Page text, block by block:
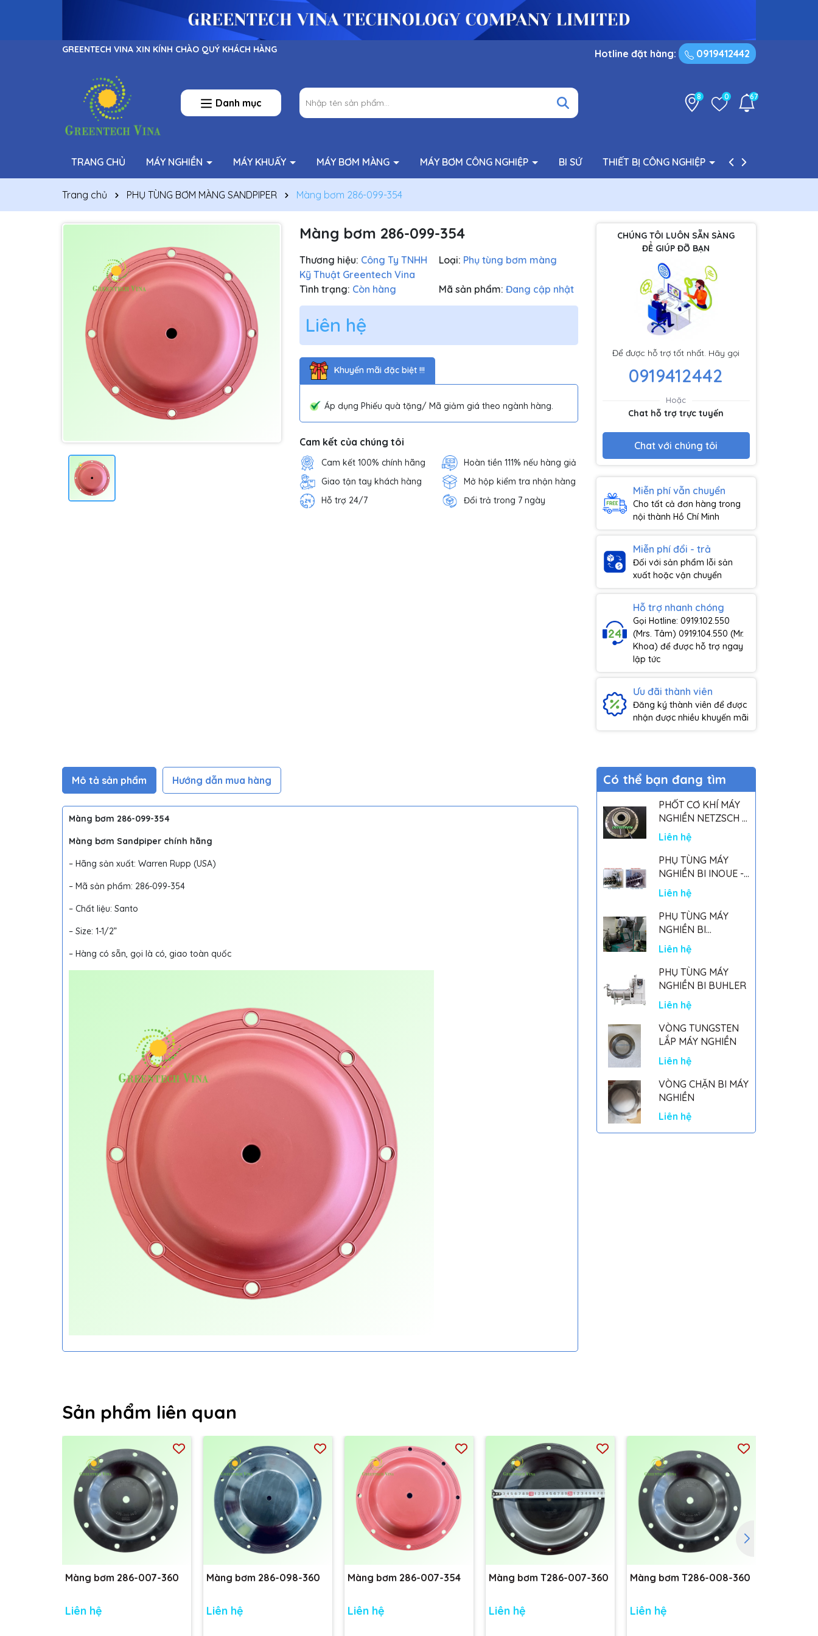
GREENTECH VINA XIN KÍNH CHÀO QUÝ KHÁCH HÀNG Hotline đặt hàng: 0919412442
Danh mục
8 0 67
TRANG CHỦ MÁY NGHIỀN MÁY KHUẤY MÁY BƠM MÀNG MÁY BƠM CÔNG NGHIỆP BI SỨ THIẾT BỊ CÔNG NGHIỆP PHỤ TÙNG BƠM
Trang chủ PHỤ TÙNG BƠM MÀNG SANDPIPER Màng bơm 286-099-354
Màng bơm 286-099-354
Thương hiệu: Công Ty TNHH
Kỹ Thuật Greentech Vina
Loại: Phụ tùng bơm màng
Tình trạng: Còn hàng Mã sản phẩm: Đang cập nhật
Liên hệ
Khuyến mãi đặc biệt !!!
Áp dụng Phiếu quà tặng/ Mã giảm giá theo ngành hàng.
Cam kết của chúng tôi
Cam kết 100% chính hãng
Hoàn tiền 111% nếu hàng giả
Giao tận tay khách hàng
Mở hộp kiểm tra nhận hàng
Hỗ trợ 24/7
Đổi trả trong 7 ngày
CHÚNG TÔI LUÔN SẴN SÀNG
ĐỂ GIÚP ĐỠ BẠN
Để được hỗ trợ tốt nhất. Hãy gọi
0919412442
Hoặc
Chat hỗ trợ trực tuyến
Chat với chúng tôi
Miễn phí vẫn chuyển
Cho tất cả đơn hàng trong
nội thành Hồ Chí Minh
Miễn phí đổi - trả
Đối với sản phẩm lỗi sản
xuất hoặc vận chuyển
Hỗ trợ nhanh chóng
Gọi Hotline: 0919.102.550
(Mrs. Tâm) 0919.104.550 (Mr.
Khoa) để được hỗ trợ ngay
lập tức
Ưu đãi thành viên
Đăng ký thành viên để được
nhận được nhiều khuyến mãi
Mô tả sản phẩm Hướng dẫn mua hàng
Màng bơm 286-099-354
Màng bơm Sandpiper chính hãng
– Hãng sản xuất: Warren Rupp (USA)
– Mã sản phẩm: 286-099-354
– Chất liệu: Santo
– Size: 1-1/2”
– Hàng có sẵn, gọi là có, giao toàn quốc
Có thể bạn đang tìm
PHỐT CƠ KHÍ MÁY
NGHIỀN NETZSCH -
GERMANY
Liên hệ
PHỤ TÙNG MÁY
NGHIỀN BI INOUE -
PARTS FOR MHGII-
50 MIGHTY MILL
MARK II
Liên hệ
PHỤ TÙNG MÁY
NGHIỀN BI
NETSZCH
Liên hệ
PHỤ TÙNG MÁY
NGHIỀN BI BUHLER
Liên hệ
VÒNG TUNGSTEN
LẮP MÁY NGHIỀN
Liên hệ
VÒNG CHẶN BI MÁY
NGHIỀN
Liên hệ
Sản phẩm liên quan
Màng bơm 286-007-360
Liên hệ
Màng bơm 286-098-360
Liên hệ
Màng bơm 286-007-354
Liên hệ
Màng bơm T286-007-360
Liên hệ
Màng bơm T286-008-360
Liên hệ